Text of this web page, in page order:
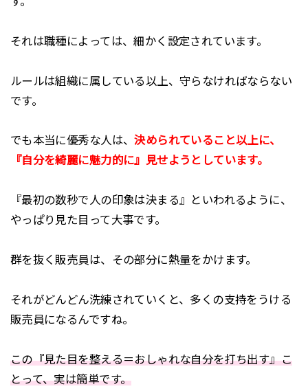
それは職種によっては、細かく設定されています。
ルールは組織に属している以上、守らなければならない
です。
でも本当に優秀な人は、決められていること以上に、
『自分を綺麗に魅力的に』見せようとしています。
『最初の数秒で人の印象は決まる』といわれるように、
やっぱり見た目って大事です。
群を抜く販売員は、その部分に熱量をかけます。
それがどんどん洗練されていくと、多くの支持をうける
販売員になるんですね。
この『見た目を整える＝おしゃれな自分を打ち出す』こ
とって、実は簡単です。